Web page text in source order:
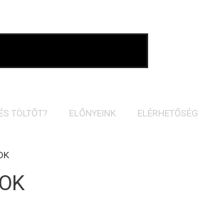
TÖLTŐT? ELŐNYEINK ELÉRHETŐSÉG